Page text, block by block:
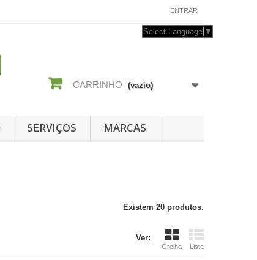
ENTRAR
Select Language ▼
CARRINHO (vazio)
SERVIÇOS MARCAS
Existem 20 produtos.
Ver:
Grelha Lista